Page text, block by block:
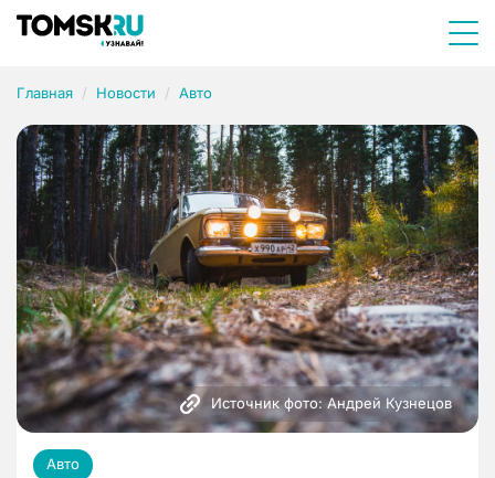
Главная Новости Авто
Источник фото: Андрей Кузнецов
Авто